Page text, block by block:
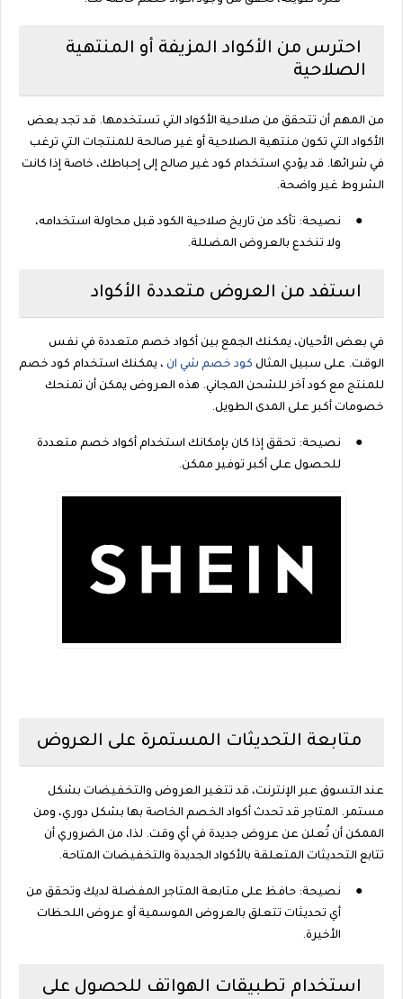
احترس من الأكواد المزيفة أو المنتهية
الصلاحية
من المهم أن تتحقق من صلاحية الأكواد التي تستخدمها. قد تجد بعض
الأكواد التي تكون منتهية الصلاحية أو غير صالحة للمنتجات التي ترغب
في شرائها. قد يؤدي استخدام كود غير صالح إلى إحباطك، خاصة إذا كانت
الشروط غير واضحة.
●
نصيحة: تأكد من تاريخ صلاحية الكود قبل محاولة استخدامه،
ولا تنخدع بالعروض المضللة.
استفد من العروض متعددة الأكواد
في بعض الأحيان، يمكنك الجمع بين أكواد خصم متعددة في نفس
الوقت. على سبيل المثال كود خصم شي ان ، يمكنك استخدام كود خصم
للمنتج مع كود آخر للشحن المجاني. هذه العروض يمكن أن تمنحك
خصومات أكبر على المدى الطويل.
●
نصيحة: تحقق إذا كان بإمكانك استخدام أكواد خصم متعددة
للحصول على أكبر توفير ممكن.
متابعة التحديثات المستمرة على العروض
عند التسوق عبر الإنترنت، قد تتغير العروض والتخفيضات بشكل
مستمر. المتاجر قد تحدث أكواد الخصم الخاصة بها بشكل دوري، ومن
الممكن أن تُعلن عن عروض جديدة في أي وقت. لذا، من الضروري أن
تتابع التحديثات المتعلقة بالأكواد الجديدة والتخفيضات المتاحة.
●
نصيحة: حافظ على متابعة المتاجر المفضلة لديك وتحقق من
أي تحديثات تتعلق بالعروض الموسمية أو عروض اللحظات
الأخيرة.
استخدام تطبيقات الهواتف للحصول على